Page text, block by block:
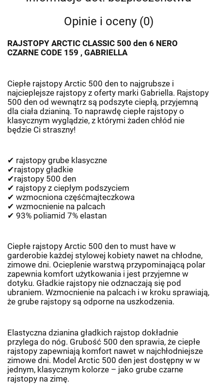
Opinie i oceny (0)
RAJSTOPY ARCTIC CLASSIC 500 den 6 NERO
CZARNE CODE 159 , GABRIELLA
Ciepłe rajstopy Arctic 500 den to najgrubsze i
najcieplejsze rajstopy z oferty marki Gabriella. Rajstopy
500 den od wewnątrz są podszyte ciepłą, przyjemną
dla ciała dzianiną. To naprawdę ciepłe rajstopy o
klasycznym wyglądzie, z którymi żaden chłód nie
będzie Ci straszny!
✔ rajstopy grube klasyczne
✔rajstopy gładkie
✔rajstopy 500 den
✔ rajstopy z ciepłym podszyciem
✔ wzmocniona częśćmajteczkowa
✔ wzmocnienie na palcach
✔ 93% poliamid 7% elastan
Ciepłe rajstopy Arctic 500 den to must have w
garderobie każdej stylowej kobiety nawet na chłodne,
zimowe dni. Ocieplenie warstwą przypominającą polar
zapewnia komfort użytkowania i jest przyjemne w
dotyku. Gładkie rajstopy nie odznaczają się pod
ubraniem. Wzmocnienie na palcach i w kroku sprawiają,
że grube rajstopy są odporne na uszkodzenia.
Elastyczna dzianina gładkich rajstop dokładnie
przylega do nóg. Grubość 500 den sprawia, że ciepłe
rajstopy zapewniają komfort nawet w najchłodniejsze
zimowe dni. Model Arctic 500 den jest dostępny w w
jednym, klasycznym kolorze – jako grube czarne
rajstopy na zimę.